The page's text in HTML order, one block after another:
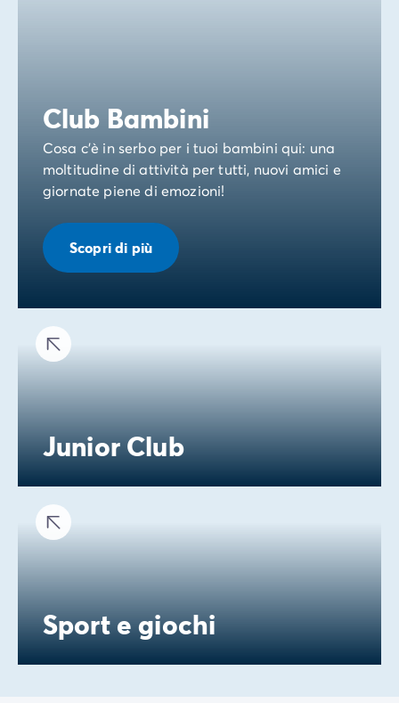
Club Bambini
Cosa c'è in serbo per i tuoi bambini qui: una
moltitudine di attività per tutti, nuovi amici e
giornate piene di emozioni!
Scopri di più
Junior Club
Sport e giochi